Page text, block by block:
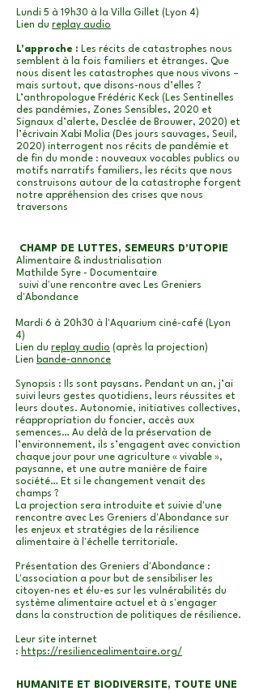
Lundi 5 à 19h30 à la Villa Gillet (Lyon 4)
Lien du replay audio
L'approche : Les récits de catastrophes nous
semblent à la fois familiers et étranges. Que
nous disent les catastrophes que nous vivons –
mais surtout, que disons-nous d’elles ?
L’anthropologue Frédéric Keck (Les Sentinelles
des pandémies, Zones Sensibles, 2020 et
Signaux d’alerte, Desclée de Brouwer, 2020) et
l’écrivain Xabi Molia (Des jours sauvages, Seuil,
2020) interrogent nos récits de pandémie et
de fin du monde : nouveaux vocables publics ou
motifs narratifs familiers, les récits que nous
construisons autour de la catastrophe forgent
notre appréhension des crises que nous
traversons
CHAMP DE LUTTES, SEMEURS D'UTOPIE
Alimentaire & industrialisation
Mathilde Syre - Documentaire
suivi d'une rencontre avec Les Greniers
d'Abondance
HUMANITE ET BIODIVERSITE, TOUTE UNE
Mardi 6 à 20h30 à l'Aquarium ciné-café (Lyon
4)
Lien du replay audio (après la projection)
Lien bande-annonce
Synopsis : Ils sont paysans. Pendant un an, j’ai
suivi leurs gestes quotidiens, leurs réussites et
leurs doutes. Autonomie, initiatives collectives,
réappropriation du foncier, accès aux
semences… Au delà de la préservation de
l’environnement, ils s’engagent avec conviction
chaque jour pour une agriculture « vivable »,
paysanne, et une autre manière de faire
société… Et si le changement venait des
champs ?​
La projection sera introduite et suivie d'une
rencontre avec Les Greniers d'Abondance sur
les enjeux et stratégies de la résilience
alimentaire à l'échelle territoriale.
Présentation des Greniers d'Abondance :
L'association a pour but de sensibiliser les
citoyen-nes et élu-es sur les vulnérabilités du
système alimentaire actuel et à s'engager
dans la construction de politiques de résilience.
Leur site internet
: https://resiliencealimentaire.org/